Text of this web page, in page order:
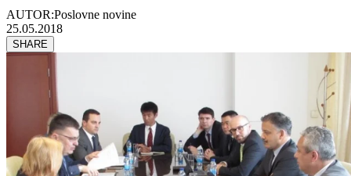
AUTOR:Poslovne novine
25.05.2018
SHARE